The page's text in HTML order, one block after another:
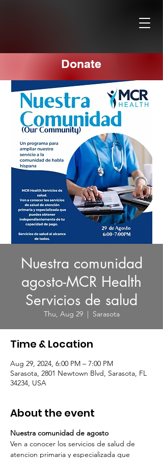
Donate
Nuestra comunidad
agosto-MCR Health
Servicios de salud
Thu, Aug 29
  |
Sarasota
Time & Location
Aug 29, 2024, 6:00 PM – 7:00 PM
Sarasota, 2801 Newtown Blvd, Sarasota, FL
34234, USA
About the event
Nuestra comunidad de agosto
Ven a conocer los servicios de salud de
atencion primaria y especializada que